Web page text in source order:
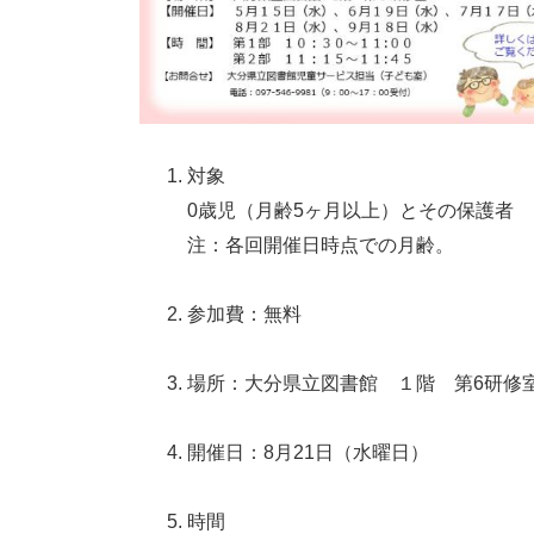
対象
0歳児（月齢5ヶ月以上）とその保護者
注：各回開催日時点での月齢。
参加費：無料
場所：大分県立図書館 １階 第6研修
開催日：8月21日（水曜日）
時間